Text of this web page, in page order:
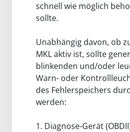
schnell wie möglich
sollte.
Unabhängig davon, ob
MKL aktiv ist, sollte
blinkenden und/oder
Warn- oder
des Fehlerspeichers
werden:
1. Diagnose-Gerät